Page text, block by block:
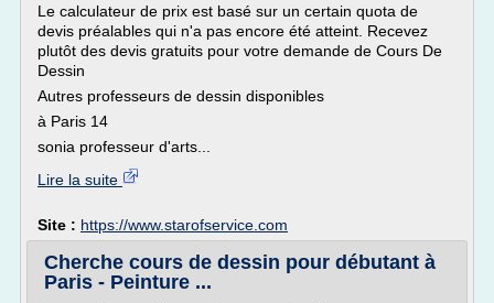
Le calculateur de prix est basé sur un certain quota de
devis préalables qui n'a pas encore été atteint. Recevez
plutôt des devis gratuits pour votre demande de Cours De
Dessin
Autres professeurs de dessin disponibles
à Paris 14
sonia professeur d'arts...
Lire la suite
Site : https://www.starofservice.com
Cherche cours de dessin pour débutant à
Paris - Peinture ...